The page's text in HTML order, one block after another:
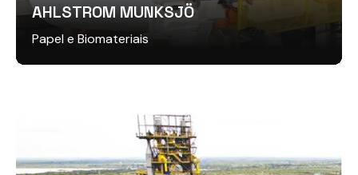
AHLSTROM MUNKSJÖ
Papel e Biomateriais